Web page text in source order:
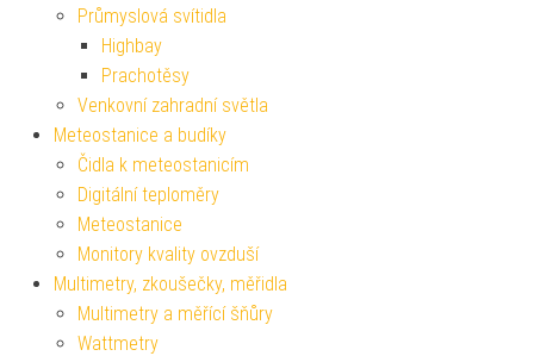
Průmyslová svítidla
Highbay
Prachotěsy
Venkovní zahradní světla
Meteostanice a budíky
Čidla k meteostanicím
Digitální teploměry
Meteostanice
Monitory kvality ovzduší
Multimetry, zkoušečky, měřidla
Multimetry a měřící šňůry
Wattmetry